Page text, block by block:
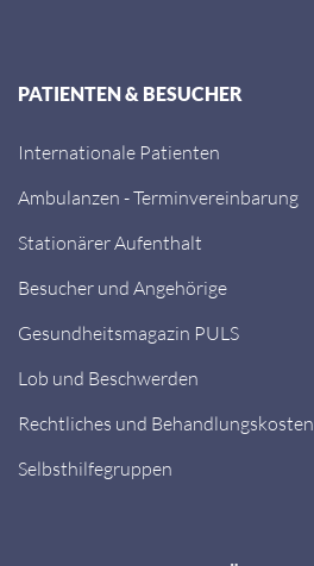
PATIENTEN & BESUCHER
Internationale Patienten
Ambulanzen - Terminvereinbarung
Stationärer Aufenthalt
Besucher und Angehörige
Gesundheitsmagazin PULS
Lob und Beschwerden
Rechtliches und Behandlungskosten
Selbsthilfegruppen